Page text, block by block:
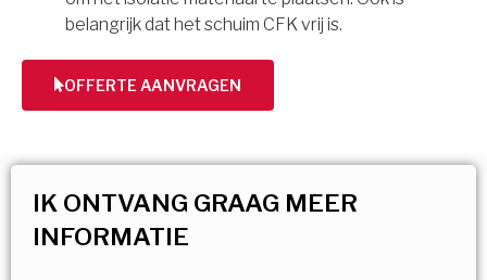
belangrijk dat het schuim CFK vrij is.
OFFERTE AANVRAGEN
IK ONTVANG GRAAG MEER
INFORMATIE